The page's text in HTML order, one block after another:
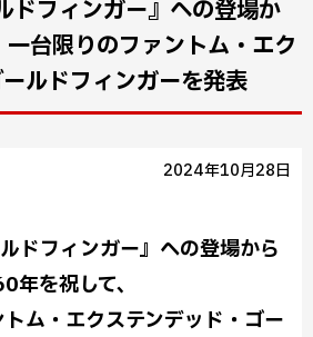
フィンガー』への登場か
台限りのファントム・エク
ルドフィンガーを発表
2024年10月28日
ドフィンガー』への登場から
年を祝して、
ム・エクステンデッド・ゴー